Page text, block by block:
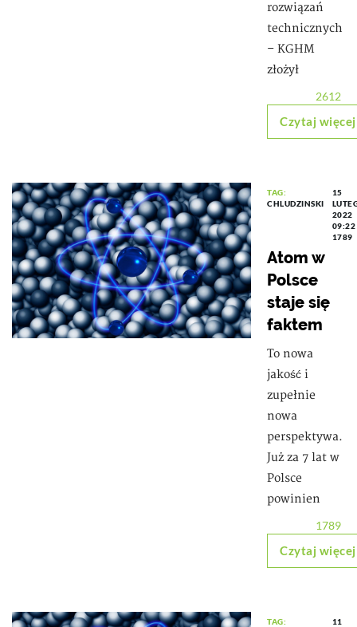
rozwiązań
technicznych
– KGHM
złożył
2612
Czytaj więcej
TAG:
CHLUDZINSKI
15
2022
09:22
1789
Atom w
Polsce
staje się
faktem
To nowa
jakość i
zupełnie
nowa
perspektywa.
Już za 7 lat w
Polsce
powinien
1789
Czytaj więcej
TAG:
11